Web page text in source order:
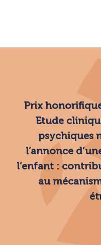
Prix
Etude
psychiques
l’annonce
l’enfant :
au